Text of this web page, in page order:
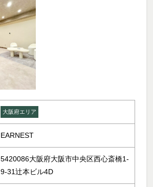
大阪府エリア
EARNEST
5420086大阪府大阪市中央区西心斎橋1-
9-31辻本ビル4D